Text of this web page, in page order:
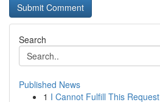
Search
Published News
1 I Cannot Fulfill This Request